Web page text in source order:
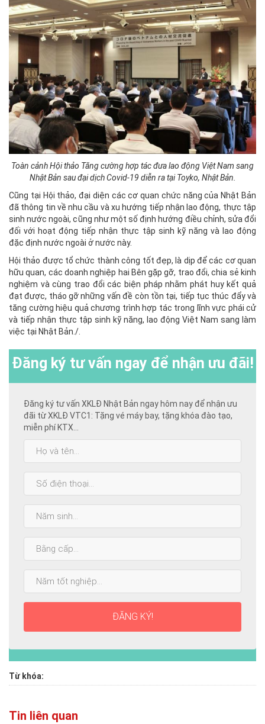
Toàn cảnh Hội thảo Tăng cường hợp tác đưa lao động Việt Nam sang
Nhật Bản sau đại dịch Covid-19 diễn ra tại Toyko, Nhật Bản.
Cũng tại Hội thảo, đại diện các cơ quan chức năng của Nhật Bản
đã thông tin về nhu cầu và xu hướng tiếp nhận lao động, thực tập
sinh nước ngoài, cũng như một số định hướng điều chỉnh, sửa đổi
đối với hoạt động tiếp nhận thực tập sinh kỹ năng và lao động
đặc định nước ngoài ở nước này.
Hội thảo được tổ chức thành công tốt đẹp, là dịp để các cơ quan
hữu quan, các doanh nghiệp hai Bên gặp gỡ, trao đổi, chia sẻ kinh
nghiệm và cùng trao đổi các biện pháp nhằm phát huy kết quả
đạt được, tháo gỡ những vấn đề còn tồn tại, tiếp tục thúc đẩy và
tăng cường hiệu quả chương trình hợp tác trong lĩnh vực phái cử
và tiếp nhận thực tập sinh kỹ năng, lao động Việt Nam sang làm
việc tại Nhật Bản./.
Đăng ký tư vấn ngay để nhận ưu đãi!
Đăng ký tư vấn XKLĐ Nhật Bản ngay hôm nay để nhận ưu
đãi từ XKLĐ VTC1: Tặng vé máy bay, tặng khóa đào tạo,
miễn phí KTX...
sinh:
cấp
nhất:
ĐĂNG KÝ!
Từ khóa:
Tin liên quan